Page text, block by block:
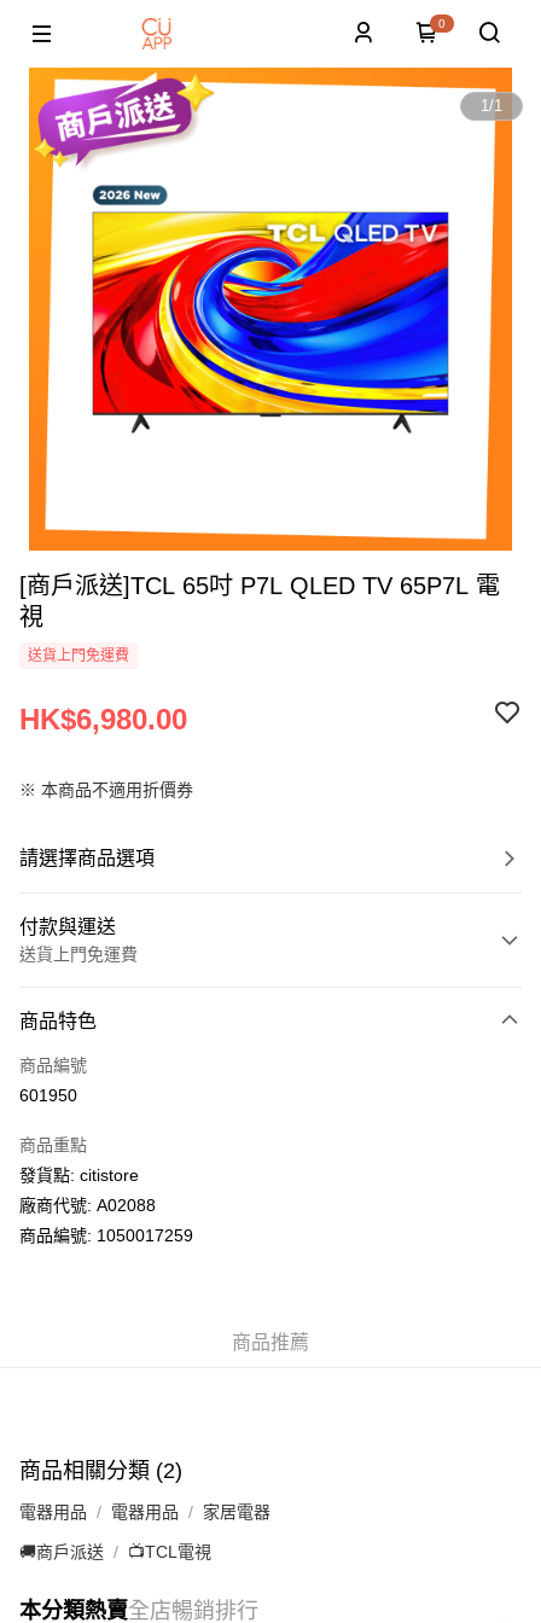
0
1/1
[商戶派送]TCL 65吋 P7L QLED TV 65P7L 電
視
送貨上門免運費
HK$6,980.00
※ 本商品不適用折價券
請選擇商品選項
付款與運送
送貨上門免運費
信用卡
AlipayHK
WeChat Pay
送貨方式
商品特色
商品編號
601950
商品重點
發貨點: citistore
廠商代號: A02088
商品編號: 1050017259
商品推薦
商品相關分類 (2)
電器用品 電器用品 家居電器
🚚商戶派送 📺TCL電視
本分類熱賣全店暢銷排行